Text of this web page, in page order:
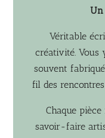
Un
Véritable
créativité. Vous
souvent
fil des
Chaque
savoir-faire